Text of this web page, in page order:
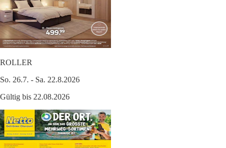
ROLLER
So. 26.7. - Sa. 22.8.2026
Gültig bis 22.08.2026